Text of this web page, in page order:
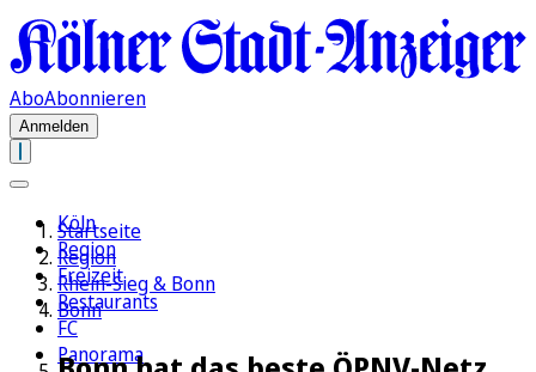
AboAbonnieren
Anmelden
Köln
Region
Freizeit
Restaurants
FC
Panorama
Startseite
Region
Rhein-Sieg & Bonn
Bonn